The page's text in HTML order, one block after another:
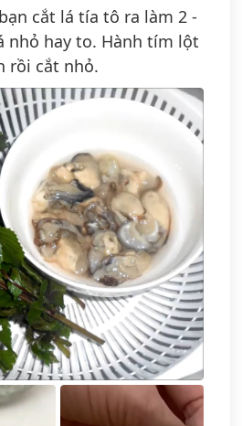
cắt lá tía tô ra làm 2 -
nhỏ hay to. Hành tím lột
rồi cắt nhỏ.